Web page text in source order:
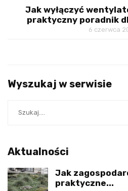
Jak wyłączyć
praktyczny poradnik
6 czerwca
Wyszukaj w serwisie
Aktualności
Jak
praktyczne...